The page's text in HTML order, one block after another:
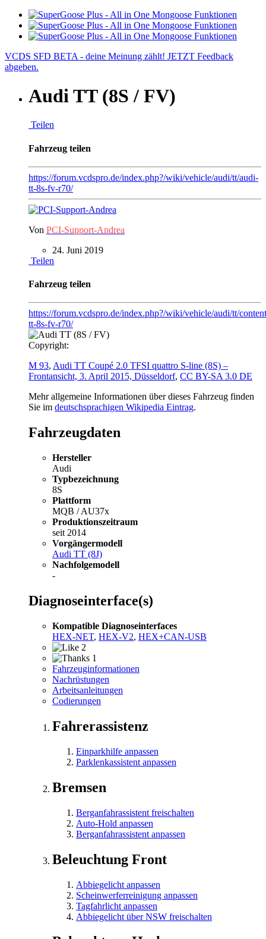
VCDS SFD BETA - deine Meinung zählt! JETZT Feedback
abgeben.
Audi TT (8S / FV)
Teilen
Fahrzeug teilen
https://forum.vcdspro.de/index.php?/wiki/vehicle/audi/tt/audi-
tt-8s-fv-r70/
Von PCI-Support-Andrea
24. Juni 2019
Teilen
Fahrzeug teilen
https://forum.vcdspro.de/index.php?/wiki/vehicle/audi/tt/
tt-8s-fv-r70/
Copyright:
M 93, Audi TT Coupé 2.0 TFSI quattro S-line (8S) –
Frontansicht, 3. April 2015, Düsseldorf, CC BY-SA 3.0 DE
Mehr allgemeine Informationen über dieses Fahrzeug finden
Sie im deutschsprachigen Wikipedia Eintrag.
Fahrzeugdaten
Hersteller
Audi
Typbezeichnung
8S
Plattform
MQB / AU37x
Produktionszeitraum
seit 2014
Vorgängermodell
Audi TT (8J)
Nachfolgemodell
-
Diagnoseinterface(s)
Kompatible Diagnoseinterfaces
HEX-NET, HEX-V2, HEX+CAN-USB
2
1
Fahrzeuginformationen
Nachrüstungen
Arbeitsanleitungen
Codierungen
Fahrerassistenz
Einparkhilfe anpassen
Parklenkassistent anpassen
Bremsen
Berganfahrassistent freischalten
Auto-Hold anpassen
Berganfahrassistent anpassen
Beleuchtung Front
Abbiegelicht anpassen
Scheinwerferreinigung anpassen
Tagfahrlicht anpassen
Abbiegelicht über NSW freischalten